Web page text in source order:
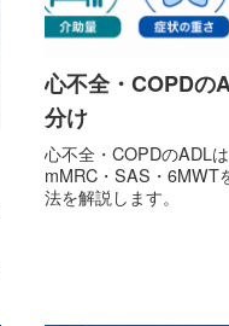
心不全・COPDの
分け
心不全・COPDのADL
mMRC・SAS・6MWT
法を解説します。